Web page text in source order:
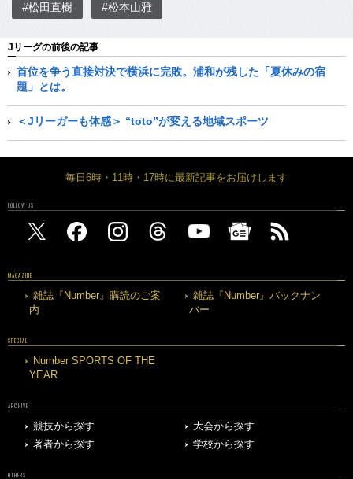
#松田直樹 #松本山雅
Jリーグの前後の記事
首位を争う直接対決で横浜に完敗。浦和が残した「夏休みの宿
題」とは。
＜Jリーガーも体感＞ “toto”が変える地域スポーツ
毎日6時・11時・17時に最新記事をお届けします
FOLLOW US
MAGAZINE
雑誌『Number』購読のご案
内
雑誌『Number』バックナン
バー
SPECIAL
Number SPORTS OF THE
YEAR
ARCHIVE
競技から探す
大会から探す
著者から探す
学校から探す
OTHERS